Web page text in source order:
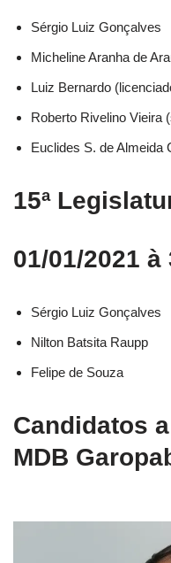
Sérgio Luiz Gonçalves​
Micheline Aranha de
Luiz Bernardo
Roberto Rivelino Vieira
Euclides S. de Almeida
15ª
01/01/2021 à
Sérgio Luiz Gonçalves
Nilton Batsita Raupp
Felipe de Souza
Candidatos
MDB